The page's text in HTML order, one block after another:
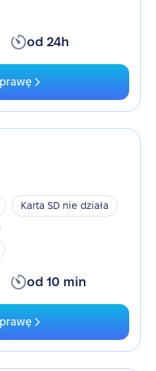
od 24h
Karta SD nie działa
od 10 min